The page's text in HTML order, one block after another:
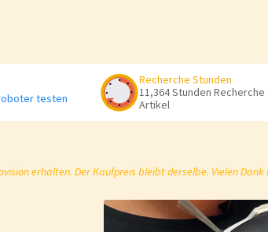
testen
Recherche Stunden
11,364 Stunden Recherche
Artikel
erhalten. Der Kaufpreis bleibt derselbe. Vielen